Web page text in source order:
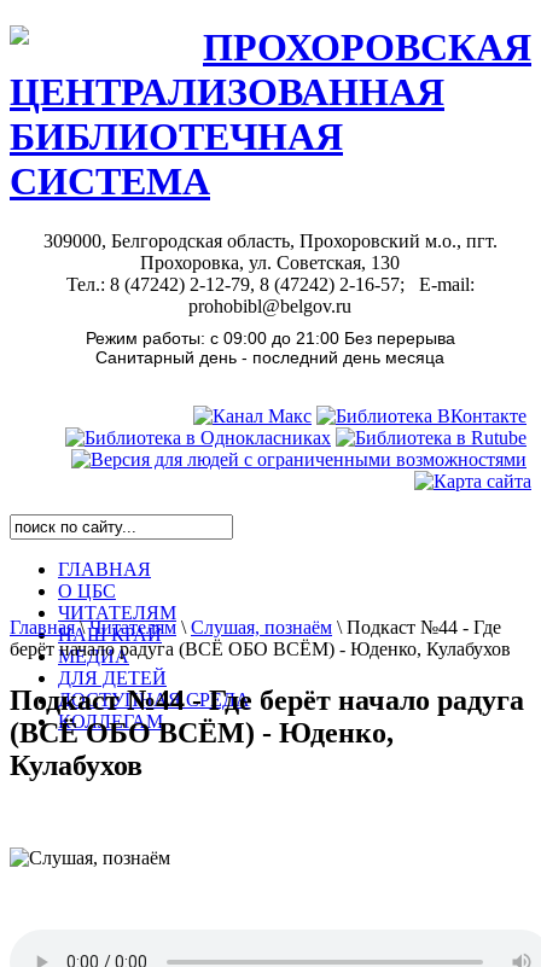
ПРОХОРОВСКАЯ
ЦЕНТРАЛИЗОВАННАЯ
БИБЛИОТЕЧНАЯ
СИСТЕМА
309000, Белгородская область, Прохоровский м.о., пгт.
Прохоровка, ул. Советская, 130
Тел.: 8 (47242) 2-12-79, 8 (47242) 2-16-57; E-mail:
prohobibl@belgov.ru
Режим работы: с 09:00 до 21:00 Без перерыва
Санитарный день - последний день месяца
ГЛАВНАЯ
О ЦБС
ЧИТАТЕЛЯМ
НАШ КРАЙ
МЕДИА
ДЛЯ ДЕТЕЙ
ДОСТУПНАЯ СРЕДА
КОЛЛЕГАМ
Главная\Читателям \ Слушая, познаём \ Подкаст №44 - Где
берёт начало радуга (ВСЁ ОБО ВСЁМ) - Юденко, Кулабухов
Подкаст №44 - Где берёт начало радуга
(ВСЁ ОБО ВСЁМ) - Юденко,
Кулабухов